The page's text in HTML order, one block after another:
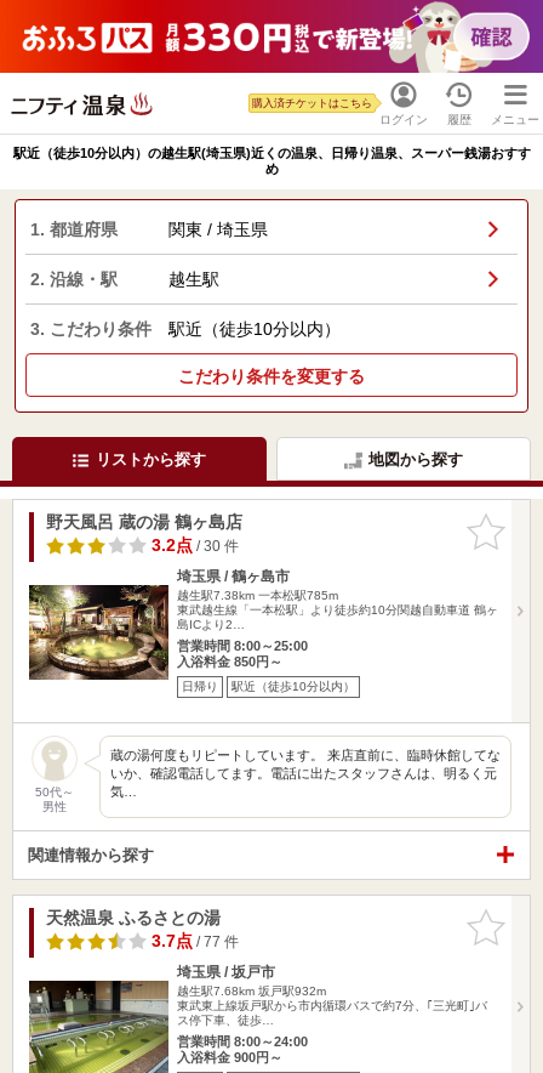
ログイン
購入済チケットはこちら
履歴 メニュー
駅近（徒歩10分以内）の越生駅(埼玉県)近くの温泉、日帰り温泉、スーパー銭湯おすす
め
1. 都道府県 関東 / 埼玉県
2. 沿線・駅 越生駅
3. こだわり条件 駅近（徒歩10分以内）
こだわり条件を変更する
リストから探す 地図から探す
お気に入
りに追加
野天風呂 蔵の湯 鶴ヶ島店
3.2点/ 30 件
埼玉県 / 鶴ヶ島市
越生駅7.38km 一本松駅785m
東武越生線「一本松駅」より徒歩約10分関越自動車道 鶴ヶ
島ICより2…
営業時間 8:00～25:00
入浴料金 850円～
日帰り 駅近（徒歩10分以内）
50代～
男性
蔵の湯何度もリピートしています。 来店直前に、臨時休館してな
いか、確認電話してます。電話に出たスタッフさんは、明るく元
気…
関連情報から探す
お気に入
りに追加
天然温泉 ふるさとの湯
3.7点/ 77 件
埼玉県 / 坂戸市
越生駅7.68km 坂戸駅932m
東武東上線坂戸駅から市内循環バスで約7分、｢三光町｣バ
ス停下車、徒歩…
営業時間 8:00～24:00
入浴料金 900円～